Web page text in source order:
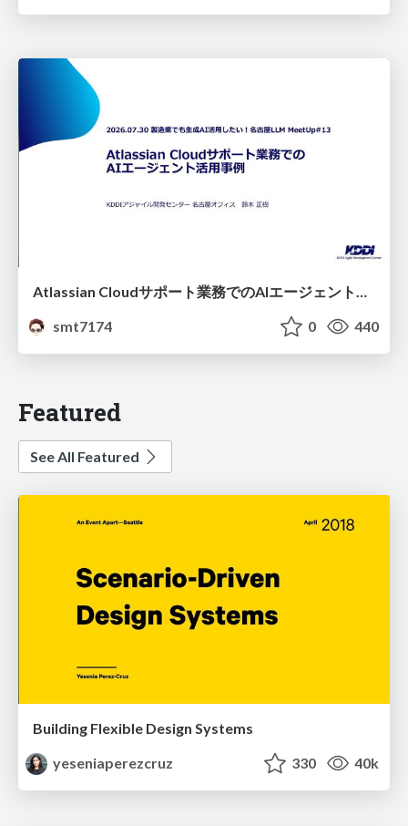
Atlassian Cloudサポート業務でのAIエージェント活用事例
smt7174
0 440
Featured
See All Featured
Building Flexible Design Systems
yeseniaperezcruz
330 40k